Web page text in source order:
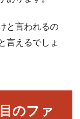
と言われるの
言えるでしょ
のファ